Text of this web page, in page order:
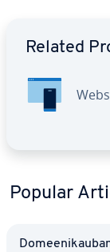
Related
Popular